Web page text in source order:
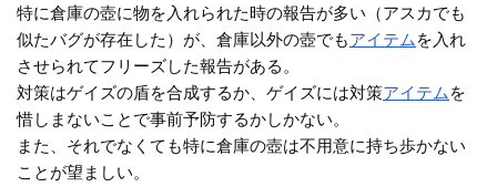
特に倉庫の壺に物を入れられた時の報告が多い（アスカでも
似たバグが存在した）が、倉庫以外の壺でもアイテム を入れ
させられてフリーズした報告がある。
対策はゲイズの盾を合成するか、ゲイズには対策アイテム を
惜しまないことで事前予防するかしかない。
また、それでなくても特に倉庫の壺は不用意に持ち歩かない
ことが望ましい。